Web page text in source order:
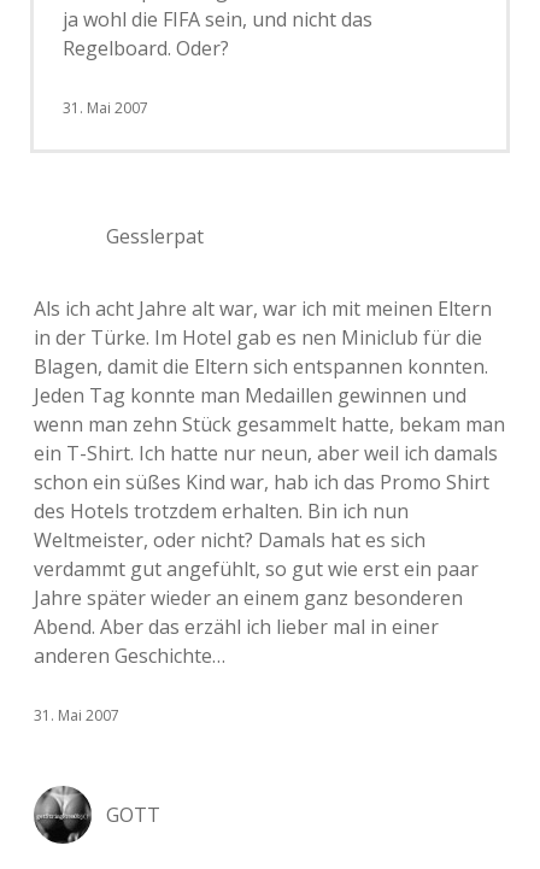
ja wohl die FIFA sein, und nicht das
Regelboard. Oder?
31. Mai 2007
Gesslerpat
Als ich acht Jahre alt war, war ich mit meinen Eltern
in der Türke. Im Hotel gab es nen Miniclub für die
Blagen, damit die Eltern sich entspannen konnten.
Jeden Tag konnte man Medaillen gewinnen und
wenn man zehn Stück gesammelt hatte, bekam man
ein T-Shirt. Ich hatte nur neun, aber weil ich damals
schon ein süßes Kind war, hab ich das Promo Shirt
des Hotels trotzdem erhalten. Bin ich nun
Weltmeister, oder nicht? Damals hat es sich
verdammt gut angefühlt, so gut wie erst ein paar
Jahre später wieder an einem ganz besonderen
Abend. Aber das erzähl ich lieber mal in einer
anderen Geschichte…
31. Mai 2007
GOTT